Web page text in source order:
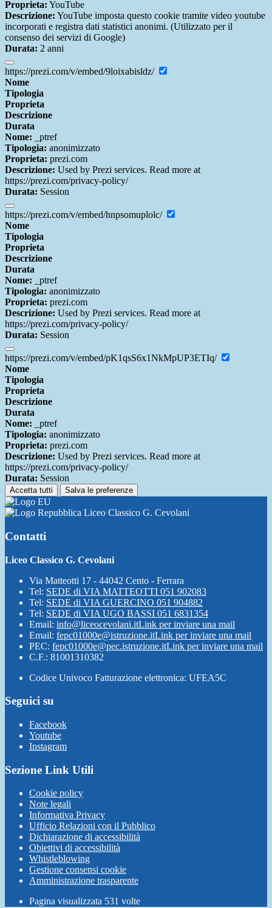
Proprieta: YouTube
Descrizione: YouTube imposta questo cookie tramite video youtube
incorporati e registra dati statistici anonimi. (Utilizzato per il
consenso dei servizi di Google)
Durata: 2 anni
https://prezi.com/v/embed/9loixabisldz/
Nome
Tipologia
Proprieta
Descrizione
Durata
Nome: _ptref
Tipologia: anonimizzato
Proprieta: prezi.com
Descrizione: Used by Prezi services. Read more at
https://prezi.com/privacy-policy/
Durata: Session
https://prezi.com/v/embed/hnpsomuplolc/
Nome
Tipologia
Proprieta
Descrizione
Durata
Nome: _ptref
Tipologia: anonimizzato
Proprieta: prezi.com
Descrizione: Used by Prezi services. Read more at
https://prezi.com/privacy-policy/
Durata: Session
https://prezi.com/v/embed/pK1qsS6x1NkMpUP3ETIq/
Nome
Tipologia
Proprieta
Descrizione
Durata
Nome: _ptref
Tipologia: anonimizzato
Proprieta: prezi.com
Descrizione: Used by Prezi services. Read more at
https://prezi.com/privacy-policy/
Durata: Session
Accetta tutti Salva le preferenze
Liceo Classico G. Cevolani
Contatti
Liceo Classico G. Cevolani
Via Matteotti 17 - 44042 Cento - Ferrara
Tel: SEDE di VIA MATTEOTTI 051 902083
Tel: SEDE di VIA GUERCINO 051 904882
Tel: SEDE di VIA UGO BASSI 051 6831354
Email: info@liceocevolani.itLink per inviare una mail
Email: fepc01000e@istruzione.itLink per inviare una mail
PEC: fepc01000e@pec.istruzione.itLink per inviare una mail
C.F.: 81001310382
Codice Univoco Fatturazione elettronica: UFEA5C
Seguici su
Facebook
Youtube
Instagram
Sezione Link Utili
Cookie policy
Note legali
Informativa Privacy
Ufficio Relazioni con il Pubblico
Dichiarazione di accessibilità
Obiettivi di accessibilità
Whistleblowing
Gestione consensi cookie
Amministrazione trasparente
Pagina visualizzata 531 volte